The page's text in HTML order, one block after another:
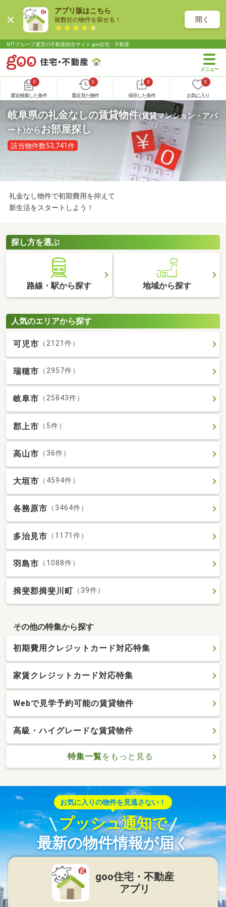
アプリ版はこちら
複数社の物件を探せる！ 開く
NTTグループ運営の不動産総合サイト goo住宅・不動産
0
最近検索した条件
0
最近見た物件
0
保存した条件
0
お気に入り
岐阜県の礼金なしの賃貸物件(賃貸マンション・アパ
ート)からお部屋探し
該当物件数53,741件
礼金なし物件で初期費用を抑えて
新生活をスタートしよう！
探し方を選ぶ
路線・駅から探す 地域から探す
人気のエリアから探す
可児市 （2121件）
瑞穂市 （2957件）
岐阜市 （25843件）
郡上市 （5件）
高山市 （36件）
大垣市 （4594件）
各務原市 （3464件）
多治見市 （1171件）
羽島市 （1088件）
揖斐郡揖斐川町 （39件）
その他の特集から探す
初期費用クレジットカード対応特集
家賃クレジットカード対応特集
Webで見学予約可能の賃貸物件
高級・ハイグレードな賃貸物件
特集一覧をもっと見る
お気に入りの物件を見逃さない！
プッシュ通知で
最新の物件情報が届く
goo住宅・不動産
アプリ